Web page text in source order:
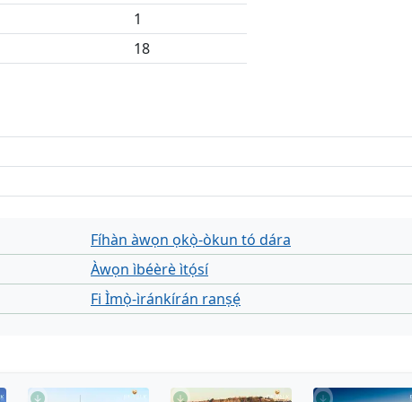
1
18
Fíhàn àwọn ọkọ̀-òkun tó dára
Àwọn ìbéèrè ìtọ́sí
Fi Ìmọ̀-ìránkírán ranṣẹ́